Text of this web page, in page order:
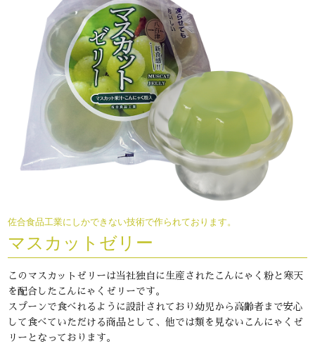
佐合食品工業にしかできない技術で作られております。
マスカットゼリー
このマスカットゼリーは当社独自に生産されたこんにゃく粉と寒天
を配合したこんにゃくゼリーです。
スプーンで食べれるように設計されており幼児から高齢者まで安心
して食べていただける商品として、他では類を見ないこんにゃくゼ
リーとなっております。